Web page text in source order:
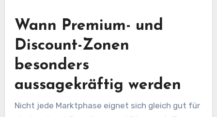
Wann Premium- und
Discount-Zonen
besonders
aussagekräftig werden
Nicht jede Marktphase eignet sich gleich gut für